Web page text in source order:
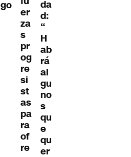
go
er
za
s
pr
og
re
si
st
as
pa
ra
of
re
da
d:
“
H
ab
rá
al
gu
no
s
qu
e
qu
er